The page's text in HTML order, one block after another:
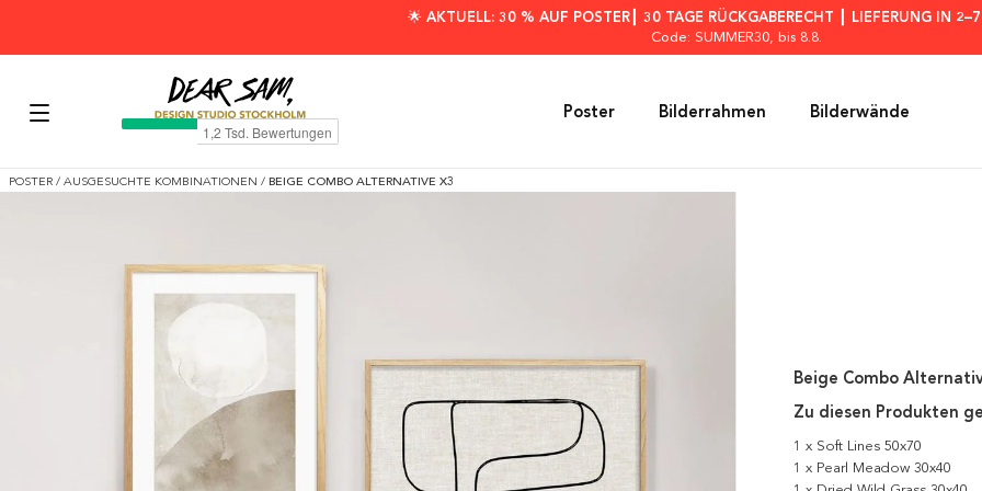
🌟 AKTUELL: 30 % AUF POSTER┃ 30 TAGE RÜCKGABERECHT ┃ LIEFERUNG IN
Code: SUMMER30, bis 8.8.
Poster Bilderrahmen Bilderwände
POSTER / AUSGESUCHTE KOMBINATIONEN / BEIGE COMBO ALTERNATIVE X3
Zu diesen Produkten
1 x Soft Lines 50x70
1 x Pearl Meadow 30x40
Beige Combo